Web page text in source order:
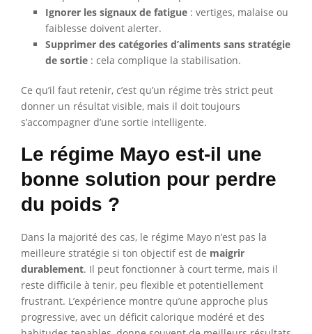
Ignorer les signaux de fatigue : vertiges, malaise ou
faiblesse doivent alerter.
Supprimer des catégories d’aliments sans stratégie
de sortie : cela complique la stabilisation.
Ce qu’il faut retenir, c’est qu’un régime très strict peut
donner un résultat visible, mais il doit toujours
s’accompagner d’une sortie intelligente.
Le régime Mayo est-il une
bonne solution pour perdre
du poids ?
Dans la majorité des cas, le régime Mayo n’est pas la
meilleure stratégie si ton objectif est de maigrir
durablement. Il peut fonctionner à court terme, mais il
reste difficile à tenir, peu flexible et potentiellement
frustrant. L’expérience montre qu’une approche plus
progressive, avec un déficit calorique modéré et des